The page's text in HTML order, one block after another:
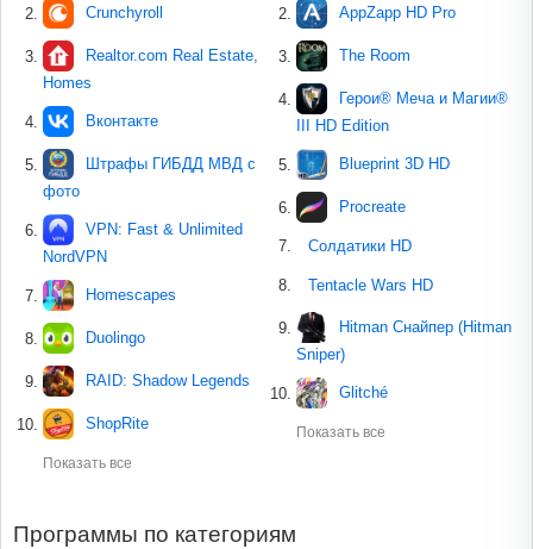
Crunchyroll
Realtor.com Real Estate,
Homes
Вконтакте
Штрафы ГИБДД МВД с
фото
VPN: Fast & Unlimited
NordVPN
Homescapes
Duolingo
RAID: Shadow Legends
ShopRite
Показать все
AppZapp HD Pro
The Room
Герои® Меча и Магии®
III HD Edition
Blueprint 3D HD
Procreate
Солдатики HD
Tentacle Wars HD
Hitman Снайпер (Hitman
Sniper)
Glitché
Показать все
Программы по категориям